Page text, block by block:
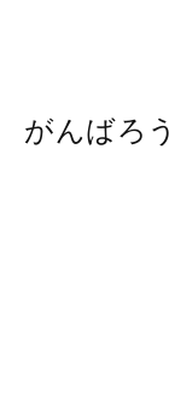
がんばろ